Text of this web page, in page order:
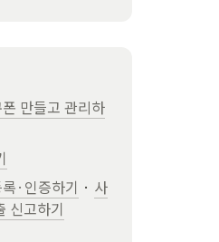
만들고 관리하
·인증하기 · 사
신고하기